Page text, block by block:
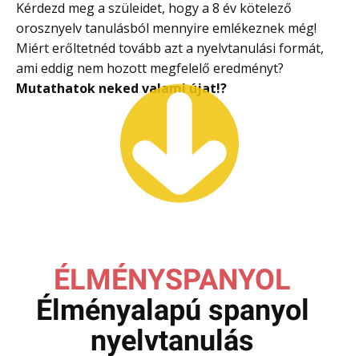
Kérdezd meg a szüleidet, hogy a 8 év kötelező
orosznyelv tanulásból mennyire emlékeznek még!
Miért erőltetnéd tovább azt a nyelvtanulási formát,
ami eddig nem hozott megfelelő eredményt?
Mutathatok neked valami újat!?
ÉLMÉNYSPANYOL
Élményalapú spanyol
nyelvtanulás